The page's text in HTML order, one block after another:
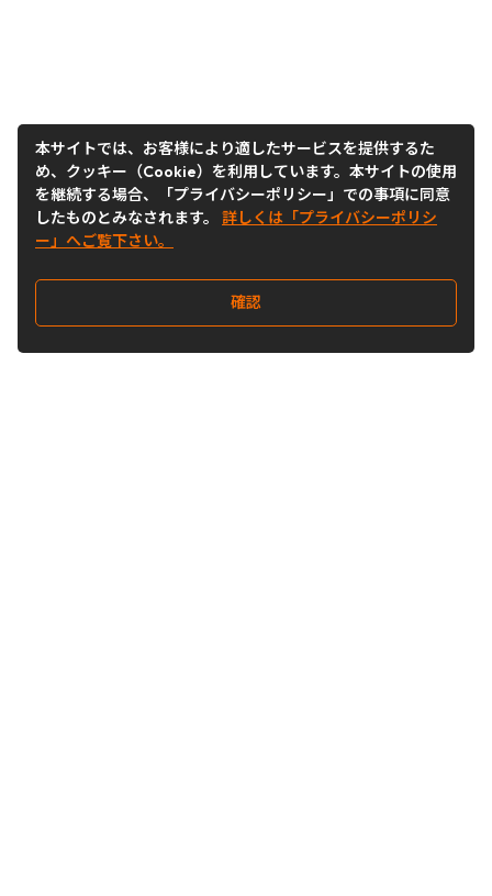
本サイトでは、お客様により適したサービスを提供するた
め、クッキー（Cookie）を利用しています。本サイトの使用
を継続する場合、「プライバシーポリシー」での事項に同意
したものとみなされます。 詳しくは「プライバシーポリシ
ー」へご覧下さい。
確認